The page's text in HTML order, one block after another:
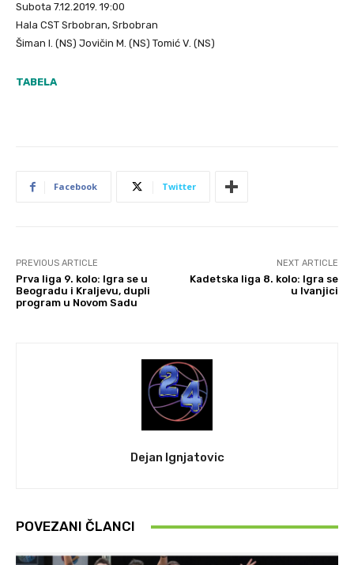
Subota 7.12.2019. 19:00
Hala CST Srbobran, Srbobran
Šiman I. (NS) Jovičin M. (NS) Tomić V. (NS)
TABELA
Facebook Twitter
PREVIOUS ARTICLE
Prva liga 9. kolo: Igra se u
Beogradu i Kraljevu, dupli
program u Novom Sadu
NEXT ARTICLE
Kadetska liga 8. kolo: Igra se
u Ivanjici
Dejan Ignjatovic
POVEZANI ČLANCI